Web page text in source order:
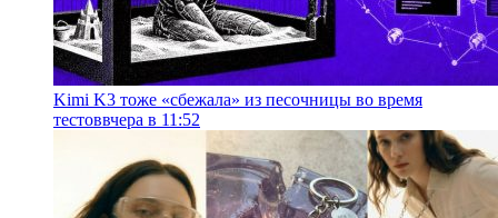
Kimi K3 тоже «сбежала» из песочницы во время
тестоввчера в 11:52